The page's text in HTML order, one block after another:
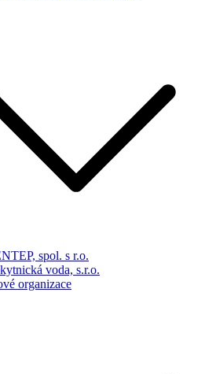
spol. s r.o.
voda, s.r.o.
organizace